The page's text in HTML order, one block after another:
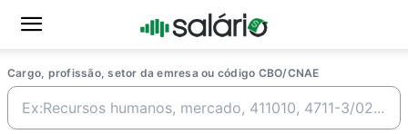
Cargo, profissão, setor da emresa ou código CBO/CNAE